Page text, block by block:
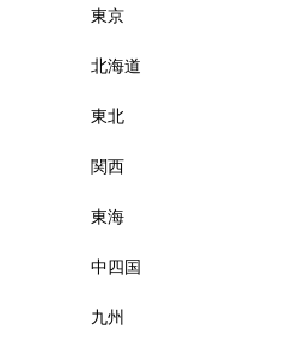
東京
北海道
東北
関西
東海
中四国
九州